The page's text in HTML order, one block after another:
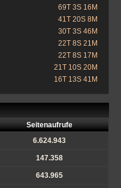
69T 3S 16M
41T 20S 8M
30T 3S 46M
22T 8S 21M
22T 8S 17M
21T 10S 20M
16T 13S 41M
Seitenaufrufe
6.624.943
147.358
643.965